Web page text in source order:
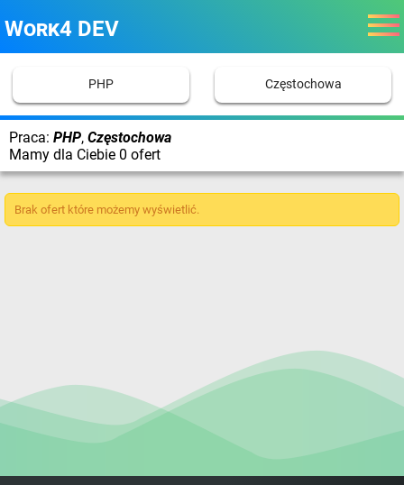
Work4 DEV
PHP Częstochowa
Praca: PHP, Częstochowa
Mamy dla Ciebie 0 ofert
Brak ofert które możemy wyświetlić.